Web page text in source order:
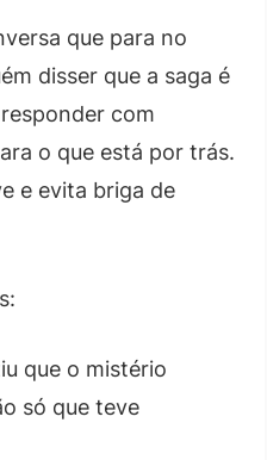
que para no
disser que a saga é
com
o que está por trás.
e evita briga de
que o mistério
só que teve